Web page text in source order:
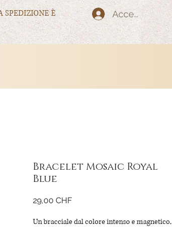
È
Accedi
Bracelet Mosaic Royal
Blue
29,00 CHFPrezzo
Un bracciale dal colore intenso e magnetico,